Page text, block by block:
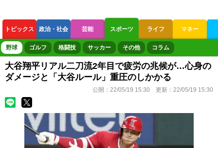
トピックス 政治・社会 芸能 スポーツ ライフ マネー
ボートレース 競輪 オートレース
野球 ゴルフ 格闘技 サッカー その他 コラム
大谷翔平リアル二刀流2年目で疲労の兆候が…心身の
ダメージと「大谷ルール」重圧のしかかる
公開： 22/05/19 15:30 更新： 22/05/19 15:30